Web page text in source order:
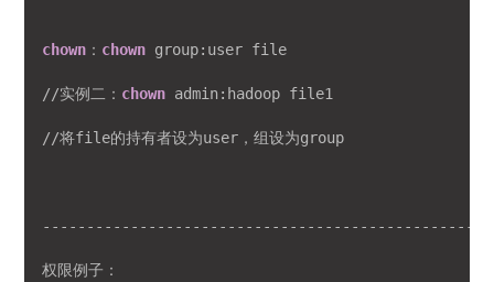
chown ： chown group:user file
//实例二： chown admin:hadoop file1
//将file的持有者设为user，组设为group
权限例子：